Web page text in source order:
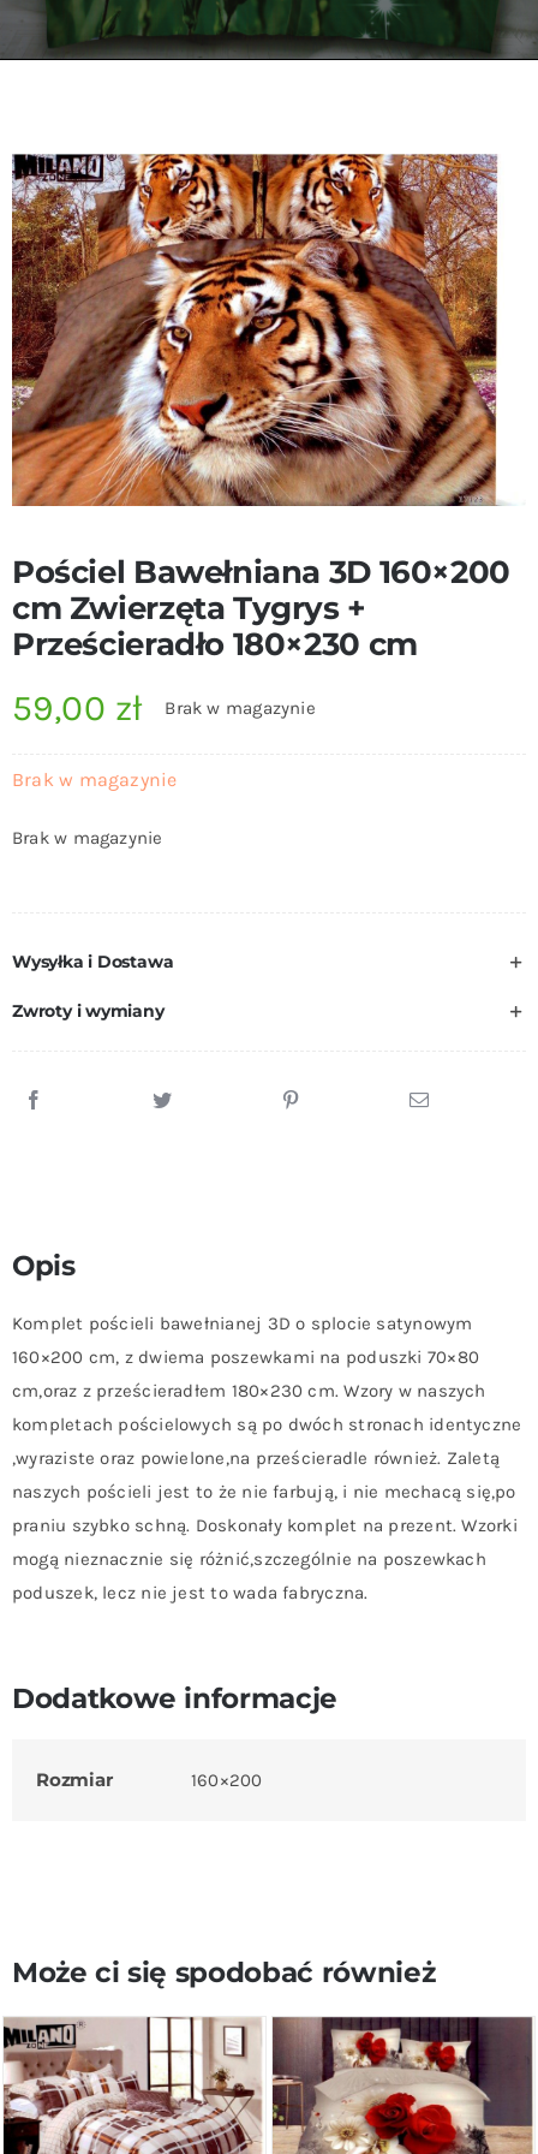
Pościel Bawełniana 3D 160×200
cm Zwierzęta Tygrys +
Prześcieradło 180×230 cm
59,00 zł Brak w magazynie
Brak w magazynie
Brak w magazynie
Wysyłka i Dostawa
Zwroty i wymiany
Opis
Komplet pościeli bawełnianej 3D o splocie satynowym
160×200 cm, z dwiema poszewkami na poduszki 70×80
cm,oraz z prześcieradłem 180×230 cm. Wzory w naszych
kompletach pościelowych są po dwóch stronach identyczne
,wyraziste oraz powielone,na prześcieradle również. Zaletą
naszych pościeli jest to że nie farbują, i nie mechacą się,po
praniu szybko schną. Doskonały komplet na prezent. Wzorki
mogą nieznacznie się różnić,szczególnie na poszewkach
poduszek, lecz nie jest to wada fabryczna.
Dodatkowe informacje
Rozmiar 160×200
Może ci się spodobać również
DODAJ DO KOSZYKA
/
SZCZEGÓŁY
DODAJ DO KOSZYKA
/
SZCZEGÓŁY